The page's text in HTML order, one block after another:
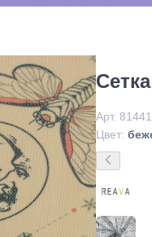
Арт.
Цвет: